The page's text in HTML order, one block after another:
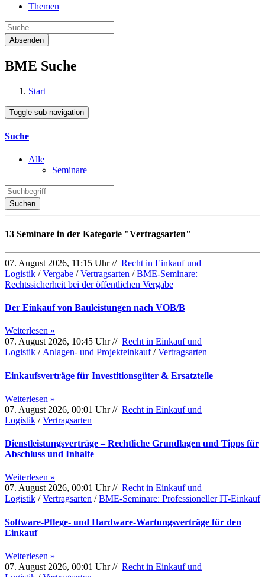
Themen
Absenden
BME Suche
Start
Toggle sub-navigation
Suche
Alle
Seminare
Suchen
13 Seminare in der Kategorie "Vertragsarten"
07. August 2026, 11:15 Uhr // Recht in Einkauf und
Logistik /Vergabe /Vertragsarten /BME-Seminare:
Rechtssicherheit bei der öffentlichen Vergabe
Der Einkauf von Bauleistungen nach VOB/B
Weiterlesen »
07. August 2026, 10:45 Uhr // Recht in Einkauf und
Logistik /Anlagen- und Projekteinkauf/Vertragsarten
Einkaufsverträge für Investitionsgüter & Ersatzteile
Weiterlesen »
07. August 2026, 00:01 Uhr // Recht in Einkauf und
Logistik /Vertragsarten
Dienstleistungsverträge – Rechtliche Grundlagen und Tipps für
Abschluss und Inhalte
Weiterlesen »
07. August 2026, 00:01 Uhr // Recht in Einkauf und
Logistik /Vertragsarten /BME-Seminare: Professioneller IT-Einkauf
Software-Pflege- und Hardware-Wartungsverträge für den
Einkauf
Weiterlesen »
07. August 2026, 00:01 Uhr // Recht in Einkauf und